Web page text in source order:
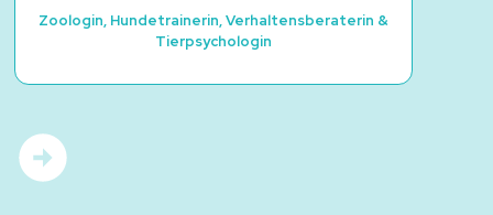
Zoologin, Hundetrainerin, Verhaltensberaterin &
Tierpsychologin